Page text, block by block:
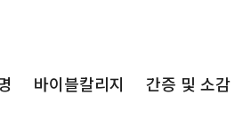
바이블칼리지 간증 및 소감